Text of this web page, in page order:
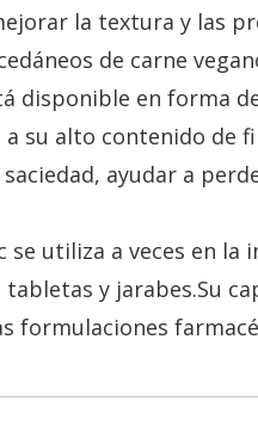
la textura y las
de carne
disponible en forma
su alto contenido de
ayudar a
se utiliza a veces en
y jarabes.Su
formulaciones